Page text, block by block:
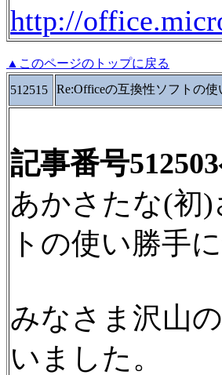
http://
▲このページのトップに戻る
512515
Re:Officeの互換性ソフトの
記事番号
あかさたな(初)
トの使い勝手
みなさま沢山
いました。